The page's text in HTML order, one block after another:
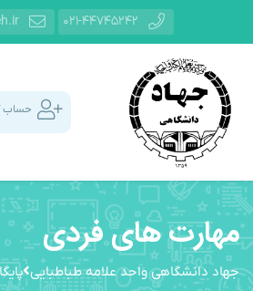
021-44745242
حساب
مهارت های فردی
جهاد دانشگاهی واحد علامه طباطبایی